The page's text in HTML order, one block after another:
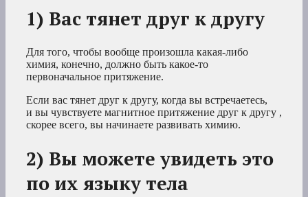
1) Вас тянет друг к другу
Для того, чтобы вообще произошла какая-либо
химия, конечно, должно быть какое-то
первоначальное притяжение.
Если вас тянет друг к другу, когда вы встречаетесь,
и вы чувствуете магнитное притяжение друг к другу ,
скорее всего, вы начинаете развивать химию.
2) Вы можете увидеть это
по их языку тела